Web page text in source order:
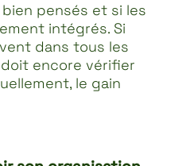
pensés et si les
intégrés. Si
dans tous les
doit encore vérifier
le gain